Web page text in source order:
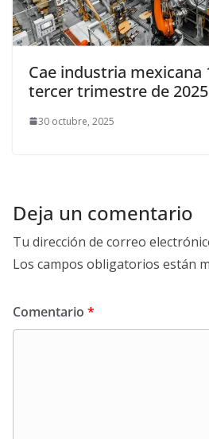
Cae industria mexicana
tercer trimestre de 2025
30 octubre, 2025
Deja un comentario
Tu dirección de correo
Los campos obligatorios están
Comentario *